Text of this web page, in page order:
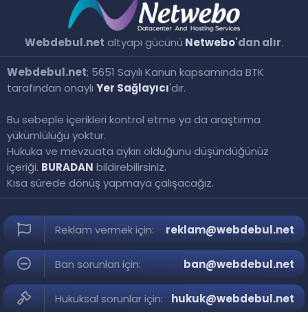
Webdebul.net; 5651 Sayılı Kanun kapsamında BTK
tarafından onaylı Yer Sağlayıcı'dır.
Bu sebeple içerikleri kontrol etme ya da araştırma
yükümlülüğü yoktur.
Hukuka ve mevzuata aykırı olduğunu düşündüğünüz
içeriği. BURADAN bildirebilirsiniz.
Kısa sürede dönüş yapmaya çalışacağız.
Webdebul.net altyapı gücünü Netwebo'dan alır.
Reklam vermek için: reklam@webdebul.net
Ban sorunları için: ban@webdebul.net
Hukuksal sorunlar için: hukuk@webdebul.net